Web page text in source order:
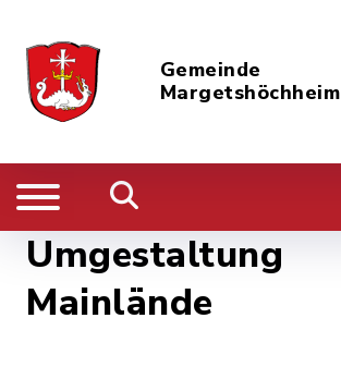
Gemeinde
Margetshöchheim
Umgestaltung
Mainlände